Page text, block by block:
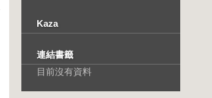
Kaza
連結書籤
目前沒有資料